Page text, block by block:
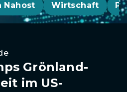
Nahost Wirtschaft
Grönland-
im US-